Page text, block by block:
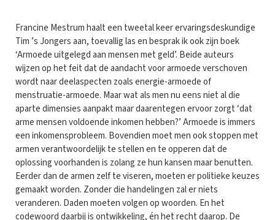
Francine Mestrum haalt een tweetal keer ervaringsdeskundige
Tim ’s Jongers aan, toevallig las en besprak ik ook zijn boek
‘Armoede uitgelegd aan mensen met geld’. Beide auteurs
wijzen op het feit dat de aandacht voor armoede verschoven
wordt naar deelaspecten zoals energie-armoede of
menstruatie-armoede. Maar wat als men nu eens niet al die
aparte dimensies aanpakt maar daarentegen ervoor zorgt ‘dat
arme mensen voldoende inkomen hebben?’ Armoede is immers
een inkomensprobleem. Bovendien moet men ook stoppen met
armen verantwoordelijk te stellen en te opperen dat de
oplossing voorhanden is zolang ze hun kansen maar benutten.
Eerder dan de armen zelf te viseren, moeten er politieke keuzes
gemaakt worden. Zonder die handelingen zal er niets
veranderen. Daden moeten volgen op woorden. En het
codewoord daarbij is ontwikkeling, én het recht daarop. De